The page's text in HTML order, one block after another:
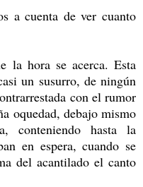
a cuenta de ver cuanto
hora se acerca. Esta
un susurro, de ningún
con el rumor
oquedad, debajo mismo
conteniendo hasta la
en espera, cuando se
del acantilado el canto